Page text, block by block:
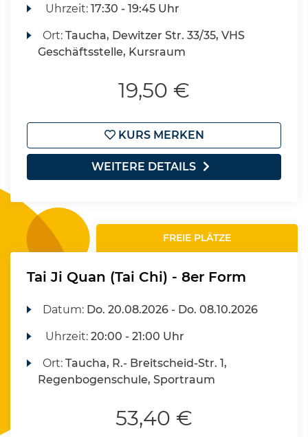
Uhrzeit:17:30 - 19:45 Uhr
Ort:Taucha, Dewitzer Str. 33/35, VHS
Geschäftsstelle, Kursraum
19,50 €
KURS MERKEN
WEITERE DETAILS
FREIE PLÄTZE
Tai Ji Quan (Tai Chi) - 8er Form
Datum: Do. 20.08.2026 - Do. 08.10.2026
Uhrzeit:20:00 - 21:00 Uhr
Ort:Taucha, R.- Breitscheid-Str. 1,
Regenbogenschule, Sportraum
53,40 €